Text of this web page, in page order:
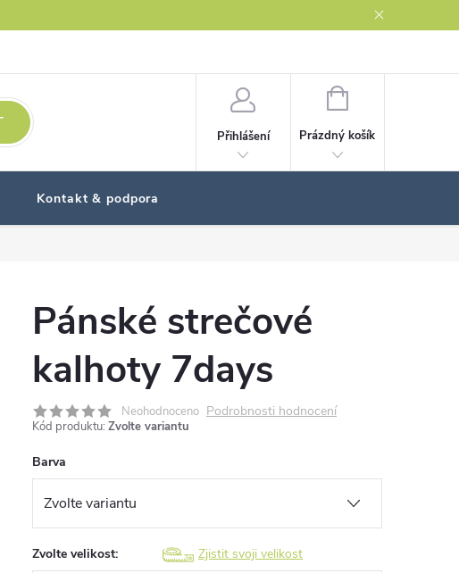
Přihlášení
NÁKUPNÍ
Prázdný košík
Kontakt & podpora
Pánské strečové
kalhoty 7days
Neohodnoceno Podrobnosti hodnocení
Kód produktu: Zvolte variantu
Barva
Zvolte velikost: Zjistit svoji velikost